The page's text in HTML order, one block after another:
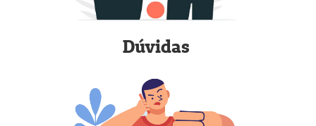
Dúvidas